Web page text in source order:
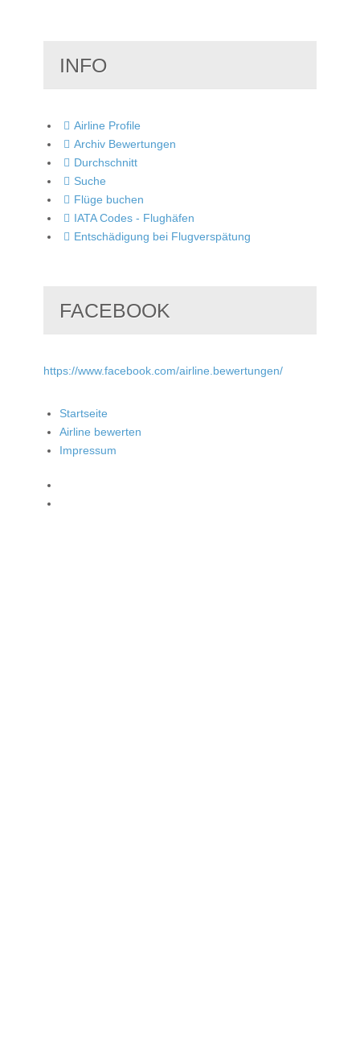
INFO
Airline Profile
Archiv Bewertungen
Durchschnitt
Suche
Flüge buchen
IATA Codes - Flughäfen
Entschädigung bei Flugverspätung
FACEBOOK
https://www.facebook.com/airline.bewertungen/
Startseite
Airline bewerten
Impressum